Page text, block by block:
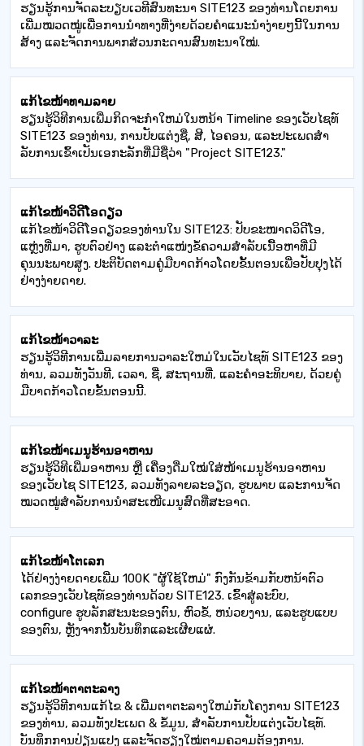
ຮຽນຮູ້ການຈັດລະບຽບເວທີສົນທະນາ SITE123 ຂອງທ່ານໂດຍການ
ເພີ່ມໝວດໝູ່ເພື່ອການນຳທາງທີ່ງ່າຍດ້ວຍຄຳແນະນຳງ່າຍໆນີ້ໃນການ
ສ້າງ ແລະຈັດການພາກສ່ວນກະດານສົນທະນາໃໝ່.
ແກ້ໄຂໜ້າທາມລາຍ
ຮຽນ​ຮູ້​ວິ​ທີ​ການ​ເພີ່ມ​ກິດ​ຈະ​ກໍາ​ໃຫມ່​ໃນ​ຫນ້າ Timeline ຂອງ​ເວັບ​ໄຊ​ທ​໌
SITE123 ຂອງ​ທ່ານ​, ການ​ປັບ​ແຕ່ງ​ຊື່​, ສີ​, ໄອ​ຄອນ​, ແລະ​ປະ​ເພດ​ສໍາ​
ລັບ​ການ​ເຂົ້າ​ເປັນ​ເອ​ກະ​ລັກ​ທີ່​ມີ​ຊື່​ວ່າ "Project SITE123​."
ແກ້ໄຂໜ້າວິດີໂອດຽວ
ແກ້ໄຂໜ້າວິດີໂອດຽວຂອງທ່ານໃນ SITE123: ປັບຂະໜາດວິດີໂອ,
ແຫຼ່ງທີ່ມາ, ຮູບຕົວຢ່າງ ແລະຕຳແໜ່ງຂໍ້ຄວາມສຳລັບເນື້ອຫາທີ່ມີ
ຄຸນນະພາບສູງ. ປະ​ຕິ​ບັດ​ຕາມ​ຄູ່​ມື​ບາດ​ກ້າວ​ໂດຍ​ຂັ້ນ​ຕອນ​ເພື່ອ​ປັບ​ປຸງ​ໄດ້​
ຢ່າງ​ງ່າຍ​ດາຍ​.
ແກ້ໄຂໜ້າວາລະ
ຮຽນ​ຮູ້​ວິ​ທີ​ການ​ເພີ່ມ​ລາຍ​ການ​ວາ​ລະ​ໃຫມ່​ໃນ​ເວັບ​ໄຊ​ທ​໌ SITE123 ຂອງ​
ທ່ານ​, ລວມ​ທັງ​ວັນ​ທີ​, ເວ​ລາ​, ຊື່​, ສະ​ຖານ​ທີ່​, ແລະ​ຄໍາ​ອະ​ທິ​ບາຍ​, ດ້ວຍ​ຄູ່​
ມື​ບາດ​ກ້າວ​ໂດຍ​ຂັ້ນ​ຕອນ​ນີ້​.
ແກ້ໄຂໜ້າເມນູຮ້ານອາຫານ
ຮຽນຮູ້ວິທີເພີ່ມອາຫານ ຫຼື ເຄື່ອງດື່ມໃໝ່ໃສ່ໜ້າເມນູຮ້ານອາຫານ
ຂອງເວັບໄຊ SITE123, ລວມທັງລາຍລະອຽດ, ຮູບພາບ ແລະການຈັດ
ໝວດໝູ່ສຳລັບການນຳສະເໜີເມນູສົດທີ່ສະອາດ.
ແກ້ໄຂໜ້າໂຕເລກ
ໄດ້ຢ່າງງ່າຍດາຍເພີ່ມ 100K "ຜູ້ໃຊ້ໃຫມ່" ກົງກັນຂ້າມກັບຫນ້າຕົວ
ເລກຂອງເວັບໄຊທ໌ຂອງທ່ານດ້ວຍ SITE123. ເຂົ້າ​ສູ່​ລະ​ບົບ,
configure ຮູບ​ລັກ​ສະ​ນະ​ຂອງ​ຕົນ​, ຫົວ​ຂໍ້​, ຫນ່ວຍ​ງານ​, ແລະ​ຮູບ​ແບບ​
ຂອງ​ຕົນ​, ຫຼັງ​ຈາກ​ນັ້ນ​ບັນ​ທຶກ​ແລະ​ເຜີຍ​ແຜ່​.
ແກ້ໄຂໜ້າຕາຕະລາງ
ຮຽນ​ຮູ້​ວິ​ທີ​ການ​ແກ້​ໄຂ & ເພີ່ມ​ຕາ​ຕະ​ລາງ​ໃຫມ່​ກັບ​ໂຄງ​ການ SITE123
ຂອງ​ທ່ານ​, ລວມ​ທັງ​ປະ​ເພດ & ຂໍ້​ມູນ​, ສໍາ​ລັບ​ການ​ປັບ​ແຕ່ງ​ເວັບ​ໄຊ​ທ​໌​.
ບັນທຶກການປ່ຽນແປງ ແລະຈັດຮຽງໃໝ່ຕາມຄວາມຕ້ອງການ.